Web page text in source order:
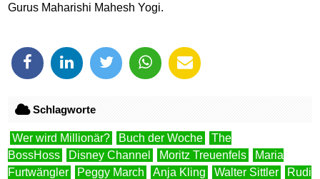
Gurus Maharishi Mahesh Yogi.
Schlagworte
Wer wird Millionär? Buch der Woche
The
BossHoss
Disney Channel Moritz Treuenfels
Maria
Furtwängler
Peggy March Anja Kling Walter Sittler Rudi